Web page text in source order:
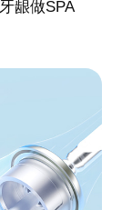
龈做SPA